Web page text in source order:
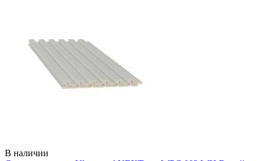
В наличии